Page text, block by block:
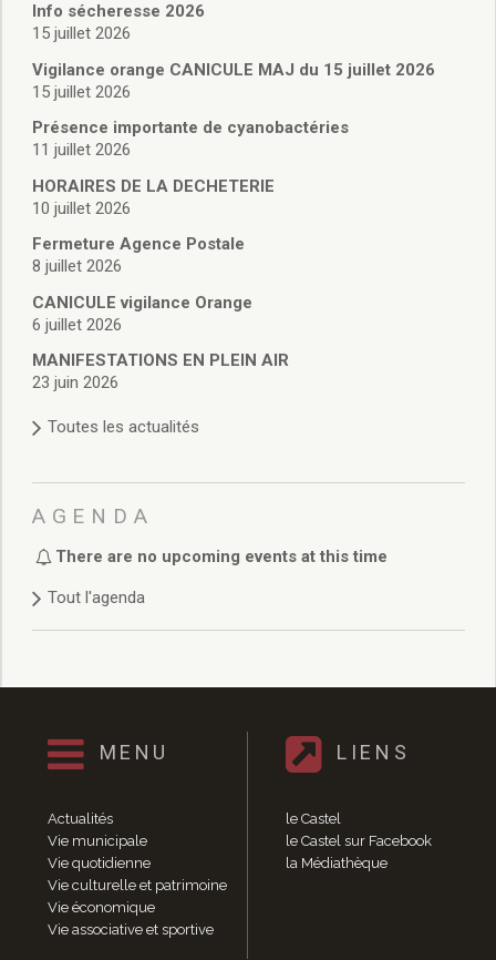
Cimetière/réglementation funéraire
Licences boissons
Inscriptions sur les listes électorales
Cadastre
Plan Local d’Urbanisme intercommunal
Actes d’état civil
Budgets
Budget de Fonctionnement
Budget d’Investissement
Règlement du conseil municipal
Délibérations 2025
Délibérations 2024
Délibérations 2023
Délibérations 2019
Délibérations 2018
Délibérations 2016
Délibérations 2015
Délibérations 2013
Délibérations 2011
Délibérations 2008
Agenda réunions publiques
Marchés publics
Toutes les actualités
Vie quotidienne
Info sécheresse 2026
15 juillet 2026
Vigilance orange CANICULE MAJ du 15 juillet 2026
15 juillet 2026
Présence importante de cyanobactéries
11 juillet 2026
HORAIRES DE LA DECHETERIE
10 juillet 2026
Fermeture Agence Postale
8 juillet 2026
CANICULE vigilance Orange
6 juillet 2026
MANIFESTATIONS EN PLEIN AIR
23 juin 2026
Toutes les actualités
AGENDA
There are no upcoming events at this time
Tout l'agenda
MENU
Actualités
Vie municipale
Vie quotidienne
Vie culturelle et patrimoine
Vie économique
Vie associative et sportive
LIENS
le Castel
le Castel sur Facebook
la Médiathèque